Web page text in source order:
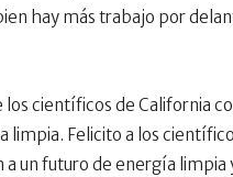
hay más trabajo por
científicos de California
Felicito a los
a un futuro de energía